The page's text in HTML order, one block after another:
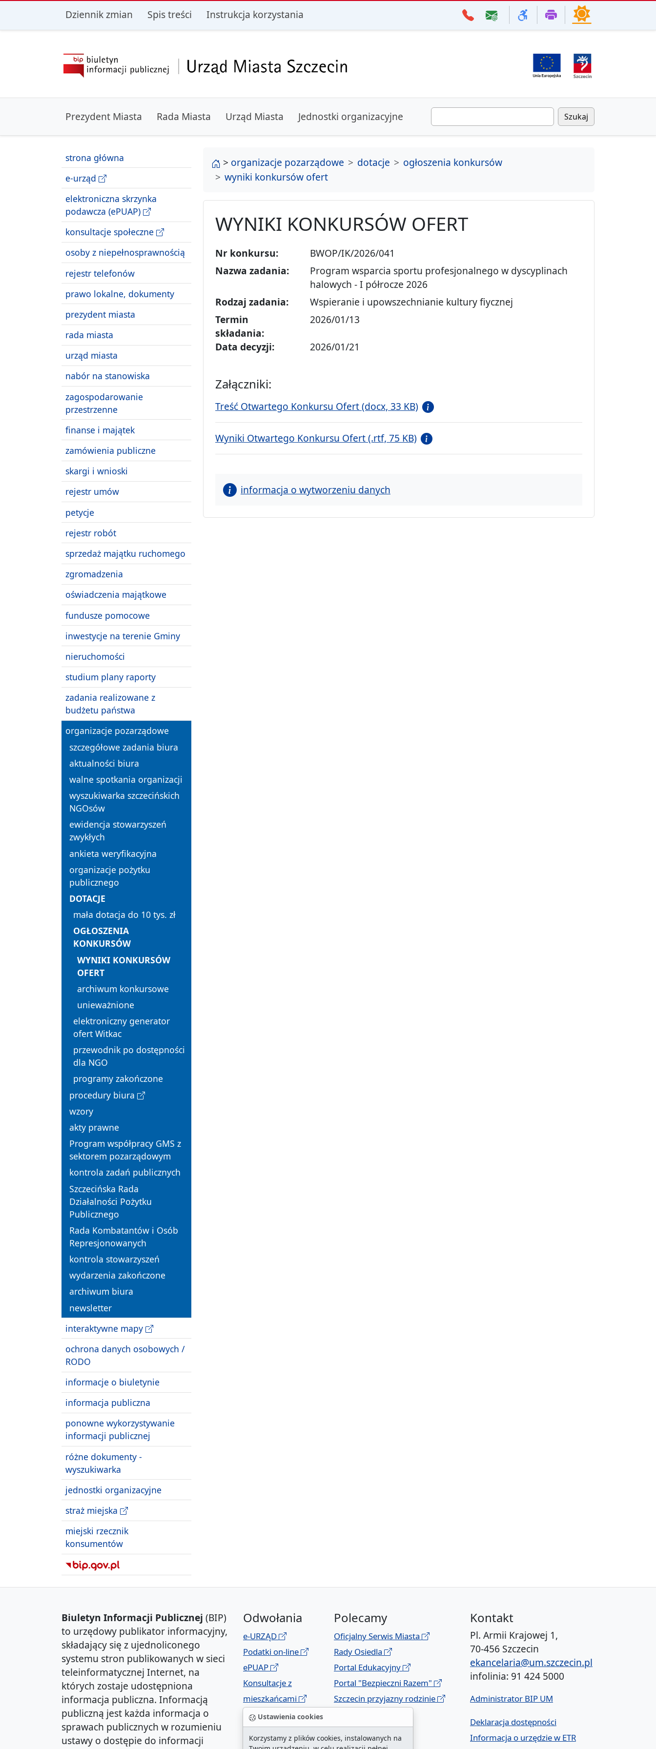
przejdź do głównego menu przejdź do treści
Ustawienia cookies
Korzystamy z plików cookies, instalowanych na
Dziennik zmian Spis treści Instrukcja korzystania
Prezydent Miasta Rada Miasta Urząd Miasta Jednostki organizacyjne Szukaj
strona główna
e-urząd
elektroniczna skrzynka
podawcza (ePUAP)
konsultacje społeczne
osoby z niepełnosprawnością
rejestr telefonów
prawo lokalne, dokumenty
prezydent miasta
rada miasta
urząd miasta
nabór na stanowiska
zagospodarowanie
przestrzenne
finanse i majątek
zamówienia publiczne
skargi i wnioski
rejestr umów
petycje
rejestr robót
sprzedaż majątku ruchomego
zgromadzenia
oświadczenia majątkowe
fundusze pomocowe
inwestycje na terenie Gminy
nieruchomości
studium plany raporty
zadania realizowane z
budżetu państwa
organizacje pozarządowe
szczegółowe zadania biura
aktualności biura
walne spotkania organizacji
wyszukiwarka szczecińskich
NGOsów
ewidencja stowarzyszeń
zwykłych
ankieta weryfikacyjna
organizacje pożytku
publicznego
DOTACJE
mała dotacja do 10 tys. zł
OGŁOSZENIA
KONKURSÓW
WYNIKI KONKURSÓW
OFERT
archiwum konkursowe
unieważnione
elektroniczny generator
ofert Witkac
przewodnik po dostępności
dla NGO
programy zakończone
procedury biura
wzory
akty prawne
Program współpracy GMS z
sektorem pozarządowym
kontrola zadań publicznych
Szczecińska Rada
Działalności Pożytku
Publicznego
Rada Kombatantów i Osób
Represjonowanych
kontrola stowarzyszeń
wydarzenia zakończone
archiwum biura
newsletter
interaktywne mapy
ochrona danych osobowych /
RODO
informacje o biuletynie
informacja publiczna
ponowne wykorzystywanie
informacji publicznej
różne dokumenty -
wyszukiwarka
jednostki organizacyjne
straż miejska
miejski rzecznik
konsumentów
strona główna
> organizacje pozarządowe dotacje
ogłoszenia konkursów
wyniki konkursów ofert
WYNIKI KONKURSÓW OFERT
Nr konkursu:
BWOP/IK/2026/041
Nazwa zadania:
Program wsparcia sportu profesjonalnego w dyscyplinach
halowych - I półrocze 2026
Rodzaj zadania:
Wspieranie i upowszechnianie kultury fiycznej
Termin
składania:
2026/01/13
Data decyzji: 2026/01/21
Załączniki:
Treść Otwartego Konkursu Ofert (docx, 33 KB)
Wyniki Otwartego Konkursu Ofert (.rtf, 75 KB)
informacja o wytworzeniu danych
Biuletyn Informacji Publicznej (BIP)
to urzędowy publikator informacyjny,
składający się z ujednoliconego
systemu stron publikowanych w sieci
teleinformatycznej Internet, na
których zostaje udostępniona
informacja publiczna. Informacją
publiczną jest każda informacja o
sprawach publicznych w rozumieniu
ustawy o dostępie do informacji
Odwołania
e-URZĄD
Podatki on-line
ePUAP
Konsultacje z
mieszkańcami
Geoportal
Polecamy
Oficjalny Serwis Miasta
Rady Osiedla
Portal Edukacyjny
Portal "Bezpieczni Razem"
Szczecin przyjazny rodzinie
Kontakt
Pl. Armii Krajowej 1,
70-456 Szczecin
ekancelaria@um.szczecin.pl
infolinia: 91 424 5000
Administrator BIP UM
Deklaracja dostępności
Informacja o urzędzie w ETR